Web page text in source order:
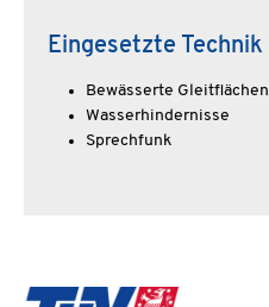
Eingesetzte Technik
Bewässerte Gleitflächen
Wasserhindernisse
Sprechfunk